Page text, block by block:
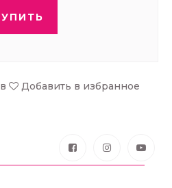
Добавить в избранное